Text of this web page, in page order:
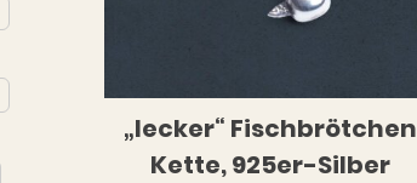
„lecker“ Fischbrötchen
Kette, 925er-Silber